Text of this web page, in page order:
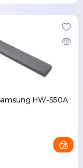
HW-S50A